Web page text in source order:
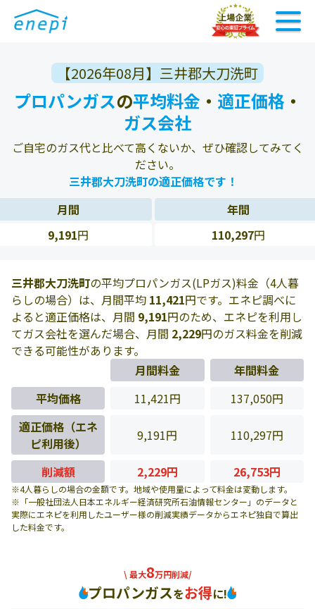
【2026年08月】三井郡大刀洗町
プロパンガスの平均料金 ・ 適正価格 ・
ガス会社
ご自宅のガス代と比べて高くないか、ぜひ確認してみてく
ださい。
三井郡大刀洗町の適正価格です！
月間
年間
9,191円 110,297円
三井郡大刀洗町の平均プロパンガス(LPガス)料金（4人暮
らしの場合）は、月間平均 11,421円です。エネピ調べに
よると適正価格は、月間 9,191円のため、エネピを利用し
てガス会社を選んだ場合、月間 2,229円のガス料金を削減
できる可能性があります。
月間料金
年間料金
平均価格
11,421円
137,050円
適正価格（エネ
ピ利用後）
9,191円 110,297円
削減額 2,229円 26,753円
※4人暮らしの場合の金額です。地域や使用量によって料金は変動します。
※「一般社団法人日本エネルギー経済研究所石油情報センター」のデータと
実際にエネピを利用したユーザー様の削減実績データからエネピ独自で算出
した料金です。
\ 最大8万円削減/
プロパンガスをお得に!